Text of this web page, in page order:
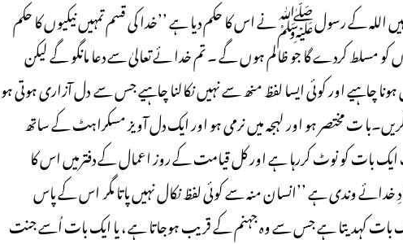
ہیں اللہ کے رسولﷺنے اس کا حکم دیا ہے ’’خدا کی قسم تمہیں نیکیوں کا حکم
کو مسلط کردے گا جو ظالم ہوں گے ۔ تم خدا ئے تعالیٰ سے دعا مانگو گے لیکن
چاہیے اور کوئی ایسا لفظ منھ سے نہیں نکالنا چاہیے جس سے دل آزاری ہوتی ہو
ت مختصر ہو اور لہجہ میں نرمی ہو اور ایک دل آویز مسکراہٹ کے ساتھ
بات کو نوٹ کررہا ہے اور کل قیامت کے روز اعمال کے دفترمیں اس کا
خدائے وندی ہے ’’انسان منہ سے کوئی لفظ نکال نہیں پاتا مگر اس کے پاس
ہے کہ انسان ایک بات کہدیتا ہے جس سے وہ جہنم کے قریب ہوجاتا ہے ، یا ایک بات اُسے جنت